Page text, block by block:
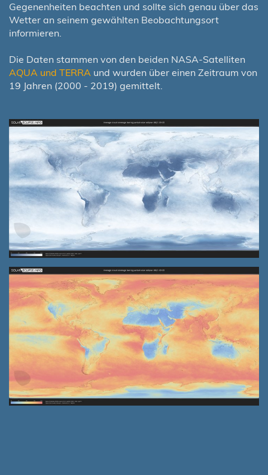
Gegenenheiten beachten und sollte sich genau über das
Wetter an seinem gewählten Beobachtungsort
informieren.
Die Daten stammen von den beiden NASA-Satelliten
AQUA und TERRA und wurden über einen Zeitraum von
19 Jahren (2000 - 2019) gemittelt.